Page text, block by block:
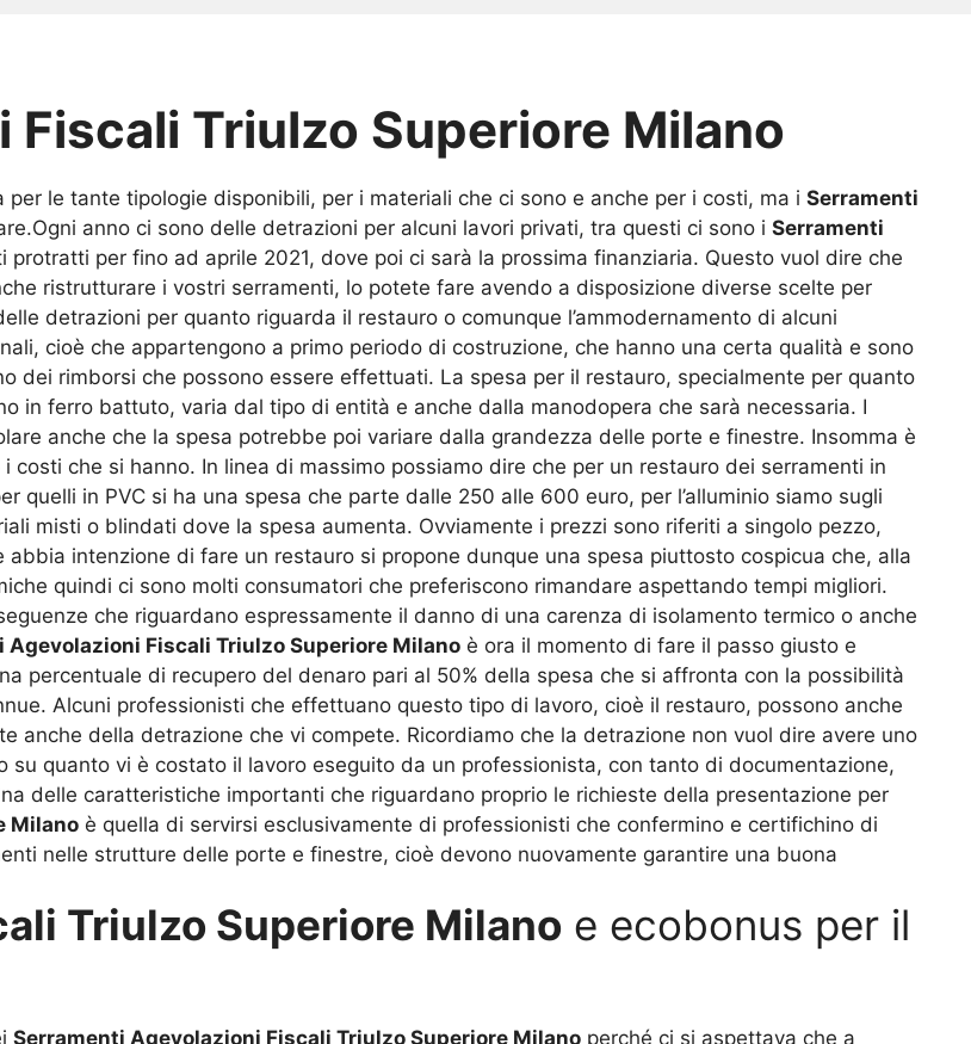
Triulzo Superiore Milano
le tante tipologie disponibili, per i materiali che ci sono e anche per i costi, ma i Serramenti
anno ci sono delle detrazioni per alcuni lavori privati, tra questi ci sono i Serramenti
protratti per fino ad aprile 2021, dove poi ci sarà la prossima finanziaria. Questo vuol dire che
ristrutturare i vostri serramenti, lo potete fare avendo a disposizione diverse scelte per
detrazioni per quanto riguarda il restauro o comunque l’ammodernamento di alcuni
cioè che appartengono a primo periodo di costruzione, che hanno una certa qualità e sono
dei rimborsi che possono essere effettuati. La spesa per il restauro, specialmente per quanto
in ferro battuto, varia dal tipo di entità e anche dalla manodopera che sarà necessaria. I
anche che la spesa potrebbe poi variare dalla grandezza delle porte e finestre. Insomma è
che si hanno. In linea di massimo possiamo dire che per un restauro dei serramenti in
quelli in PVC si ha una spesa che parte dalle 250 alle 600 euro, per l’alluminio siamo sugli
misti o blindati dove la spesa aumenta. Ovviamente i prezzi sono riferiti a singolo pezzo,
intenzione di fare un restauro si propone dunque una spesa piuttosto cospicua che, alla
quindi ci sono molti consumatori che preferiscono rimandare aspettando tempi migliori.
che riguardano espressamente il danno di una carenza di isolamento termico o anche
Agevolazioni Fiscali Triulzo Superiore Milano è ora il momento di fare il passo giusto e
percentuale di recupero del denaro pari al 50% della spesa che si affronta con la possibilità
Alcuni professionisti che effettuano questo tipo di lavoro, cioè il restauro, possono anche
anche della detrazione che vi compete. Ricordiamo che la detrazione non vuol dire avere uno
quanto vi è costato il lavoro eseguito da un professionista, con tanto di documentazione,
delle caratteristiche importanti che riguardano proprio le richieste della presentazione per
Milano è quella di servirsi esclusivamente di professionisti che confermino e certifichino di
nelle strutture delle porte e finestre, cioè devono nuovamente garantire una buona
Triulzo Superiore Milano e ecobonus per il
Serramenti Agevolazioni Fiscali Triulzo Superiore Milano perché ci si aspettava che a